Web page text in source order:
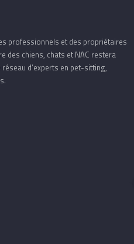
professionnels et des propriétaires
des chiens, chats et NAC restera
d’experts en pet-sitting,